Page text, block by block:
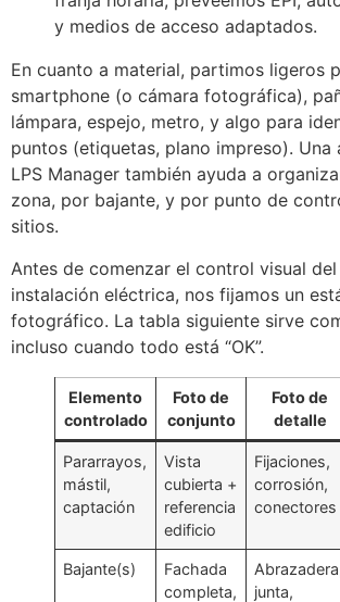
y medios de acceso adaptados.
En cuanto a material, partimos ligeros
smartphone (o cámara fotográfica),
lámpara, espejo, metro, y algo para
puntos (etiquetas, plano impreso). Una
LPS Manager también ayuda a
zona, por bajante, y por punto de
sitios.
Antes de comenzar el control visual
instalación eléctrica, nos fijamos un
fotográfico. La tabla siguiente sirve
incluso cuando todo está “OK”.
Elemento
controlado
Foto de
conjunto
Foto de
detalle
Pararrayos,
mástil,
captación
Vista
cubierta +
referencia
edificio
Fijaciones,
corrosión,
conectores
Bajante(s)
Fachada
completa,
junta,